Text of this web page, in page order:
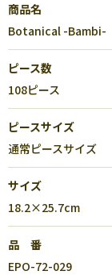
商品名
Botanical -Bambi-
ピース数
108ピース
ピースサイズ
通常ピースサイズ
サイズ
18.2×25.7cm
品 番
EPO-72-029